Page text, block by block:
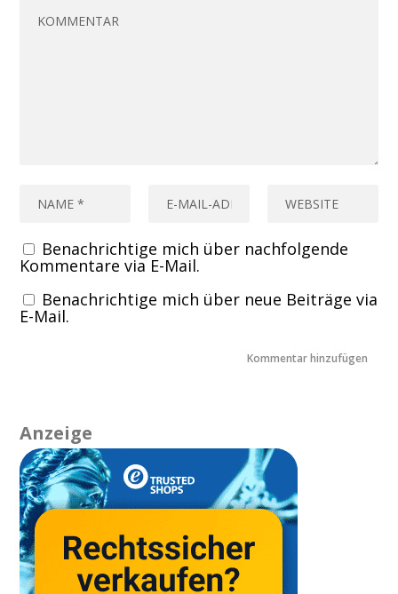
Benachrichtige mich über nachfolgende
Kommentare via E-Mail.
Benachrichtige mich über neue Beiträge via
E-Mail.
Anzeige